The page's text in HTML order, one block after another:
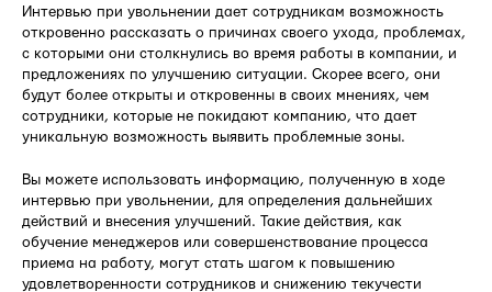
Интервью при увольнении дает сотрудникам возможность
откровенно рассказать о причинах своего ухода, проблемах,
с которыми они столкнулись во время работы в компании, и
предложениях по улучшению ситуации. Скорее всего, они
будут более открыты и откровенны в своих мнениях, чем
сотрудники, которые не покидают компанию, что дает
уникальную возможность выявить проблемные зоны.
Вы можете использовать информацию, полученную в ходе
интервью при увольнении, для определения дальнейших
действий и внесения улучшений. Такие действия, как
обучение менеджеров или совершенствование процесса
приема на работу, могут стать шагом к повышению
удовлетворенности сотрудников и снижению текучести